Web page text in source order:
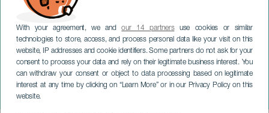
With your agreement, we andour 14 partnersuse cookies or similar
technologies to store, access, and process personal data like your visit on this
website, IP addresses and cookie identifiers. Some partners do not ask for your
consent to process your data and rely on their legitimate business interest. You
can withdraw your consent or object to data processing based on legitimate
interest at any time by clicking on “Learn More” or in our Privacy Policy on this
website.
Isora Carnavalsgids in
Playa de San Juan
TENERIFE